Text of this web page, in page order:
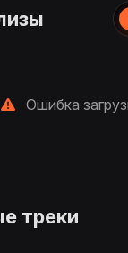
Ошибка
треки